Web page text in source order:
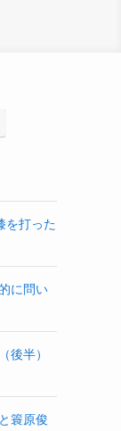
を打った
に問い
後半）
簑原俊